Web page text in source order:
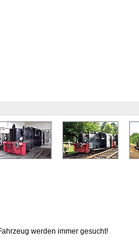
werden immer gesucht!